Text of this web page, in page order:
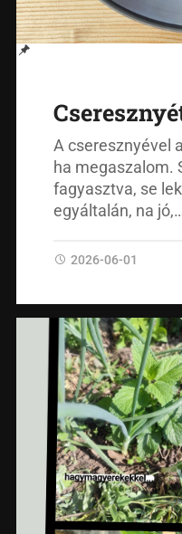
A cseresznyével
ha megaszalom.
fagyasztva, se
egyáltalán, na
2026-06-01